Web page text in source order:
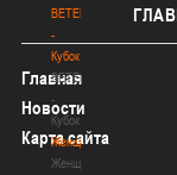
BETERA
-
Кубок
BETERA
-
Кубок
Женщины
Женщины
Главная
Новости
Карта сайта